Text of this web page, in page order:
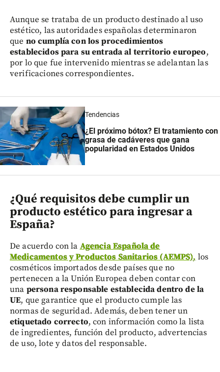
Aunque se trataba de un producto destinado al uso
estético, las autoridades españolas determinaron
que no cumplía con los procedimientos
establecidos para su entrada al territorio europeo,
por lo que fue intervenido mientras se adelantan las
verificaciones correspondientes.
Tendencias
¿El próximo bótox? El tratamiento con
grasa de cadáveres que gana
popularidad en Estados Unidos
¿Qué requisitos debe cumplir un
producto estético para ingresar a
España?
De acuerdo con la Agencia Española de
Medicamentos y Productos Sanitarios (AEMPS), los
cosméticos importados desde países que no
pertenecen a la Unión Europea deben contar con
una persona responsable establecida dentro de la
UE, que garantice que el producto cumple las
normas de seguridad. Además, deben tener un
etiquetado correcto, con información como la lista
de ingredientes, función del producto, advertencias
de uso, lote y datos del responsable.